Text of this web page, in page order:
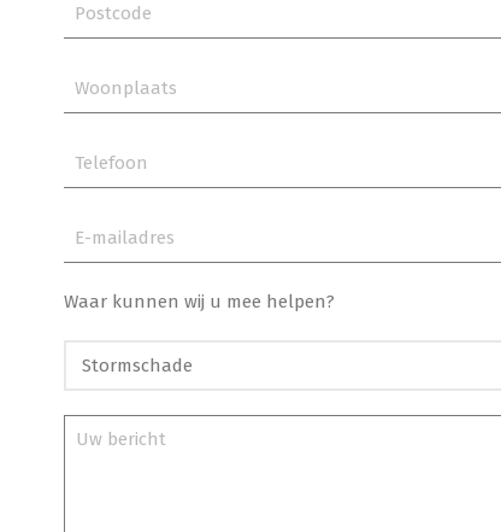
Waar kunnen wij u mee helpen?